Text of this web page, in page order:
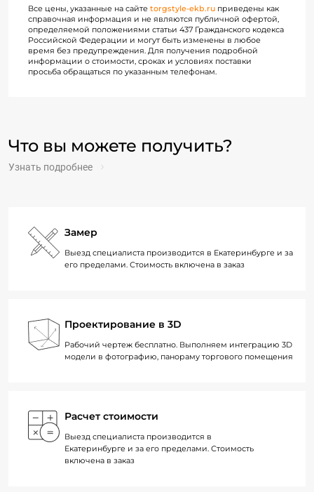
Все цены, указанные на сайте torgstyle-ekb.ru приведены как
справочная информация и не являются публичной офертой,
определяемой положениями статьи 437 Гражданского кодекса
Российской Федерации и могут быть изменены в любое
время без предупреждения. Для получения подробной
информации о стоимости, сроках и условиях поставки
просьба обращаться по указанным телефонам.
Что вы можете получить?
Узнать подробнее
Замер
Выезд специалиста производится в Екатеринбурге и за
его пределами. Стоимость включена в заказ
Проектирование в 3D
Рабочий чертеж бесплатно. Выполняем интеграцию 3D
модели в фотографию, панораму торгового помещения
Расчет стоимости
Выезд специалиста производится в
Екатеринбурге и за его пределами. Стоимость
включена в заказ